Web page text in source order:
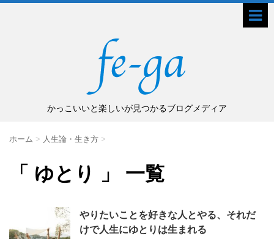
かっこいいと楽しいが見つかるブログメディア
ホーム > 人生論・生き方 >
「 ゆとり 」 一覧
やりたいことを好きな人とやる、それだ
けで人生にゆとりは生まれる